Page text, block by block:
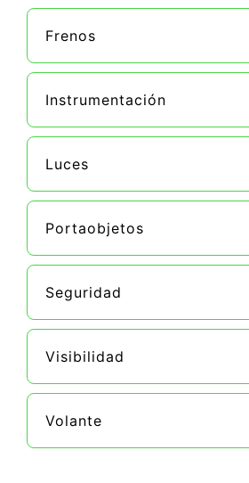
Frenos
Instrumentación
Luces
Portaobjetos
Seguridad
Visibilidad
Volante